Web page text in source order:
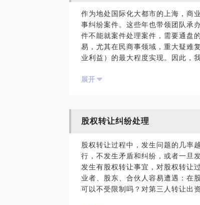
作为地处国际化大都市的上海，商
事纠纷案件。这些年也带领团队承
件不能就案件处理案件，需要通盘
易，尤其在民商事领域，重大疑难
业利益）的最大程度实现。因此，
擅长通过法律手段实现委托人商业
展开
股权转让纠纷处理
股权转让过程中，发生问题的几率
行，不发生矛盾和纠纷，或者一旦
发生有股权转让事宜，对股权转让
业者、股东、合伙人容易遭遇：在
可以不受限制吗？对第三人转让出